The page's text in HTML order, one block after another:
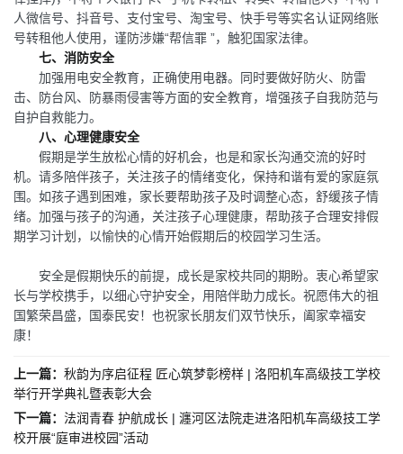
人微信号、抖音号、支付宝号、淘宝号、快手号等实名认证网络账
号转租他人使用，谨防涉嫌“帮信罪 ”，触犯国家法律。
七、消防安全
加强用电安全教育，正确使用电器。同时要做好防火、防雷
击、防台风、防暴雨侵害等方面的安全教育，增强孩子自我防范与
自护自救能力。
八、心理健康安全
假期是学生放松心情的好机会，也是和家长沟通交流的好时
机。请多陪伴孩子，关注孩子的情绪变化，保持和谐有爱的家庭氛
围。如孩子遇到困难，家长要帮助孩子及时调整心态，舒缓孩子情
绪。加强与孩子的沟通，关注孩子心理健康，帮助孩子合理安排假
期学习计划，以愉快的心情开始假期后的校园学习生活。
安全是假期快乐的前提，成长是家校共同的期盼。衷心希望家
长与学校携手，以细心守护安全，用陪伴助力成长。祝愿伟大的祖
国繁荣昌盛，国泰民安！也祝家长朋友们双节快乐，阖家幸福安
康！
上一篇： 秋韵为序启征程 匠心筑梦彰榜样 | 洛阳机车高级技工学校
举行开学典礼暨表彰大会
下一篇： 法润青春 护航成长 | 瀍河区法院走进洛阳机车高级技工学
校开展“庭审进校园”活动